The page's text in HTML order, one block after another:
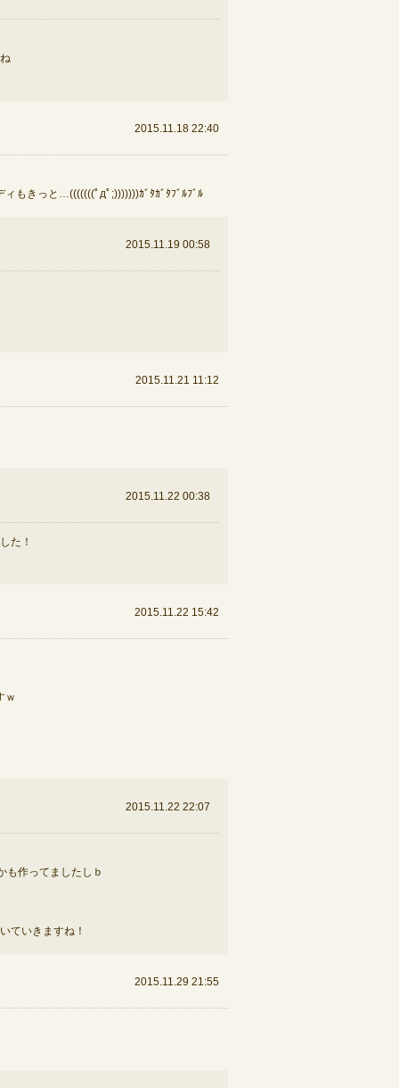
2015.11.18 22:40
もきっと…(((((((ﾟдﾟ;)))))))ｶﾞﾀｶﾞﾀﾌﾞﾙﾌﾞﾙ
2015.11.19 00:58
2015.11.21 11:12
2015.11.22 00:38
た！
2015.11.22 15:42
ｗ
2015.11.22 22:07
も作ってましたしｂ
ていきますね！
2015.11.29 21:55